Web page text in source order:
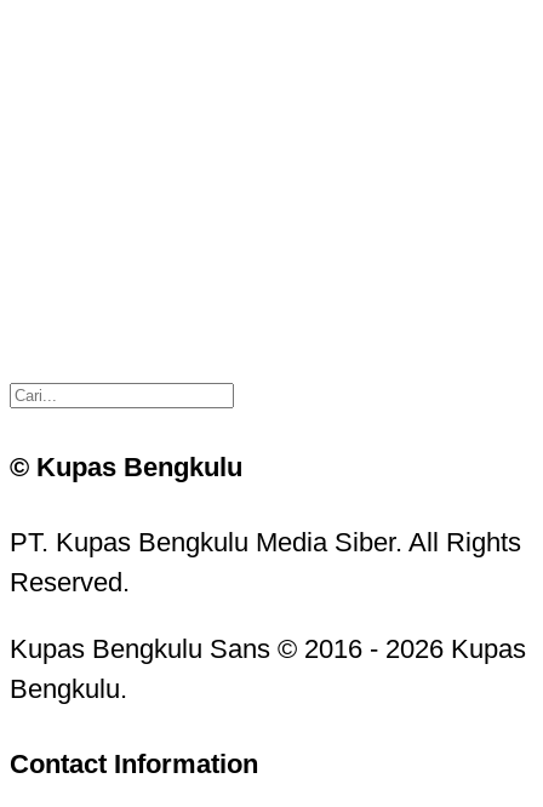
© Kupas Bengkulu
PT. Kupas Bengkulu Media Siber. All Rights
Reserved.
Kupas Bengkulu Sans © 2016 - 2026 Kupas
Bengkulu.
Contact Information